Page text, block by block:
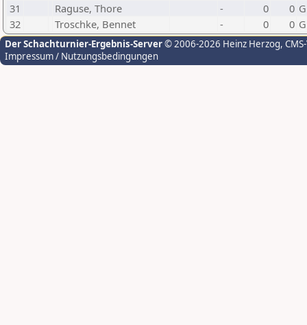
31
Raguse, Thore - 0 0
32
Troschke, Bennet - 0 0
Der Schachturnier-Ergebnis-Server© 2006-2026 Heinz Herzog,
Impressum / Nutzungsbedingungen